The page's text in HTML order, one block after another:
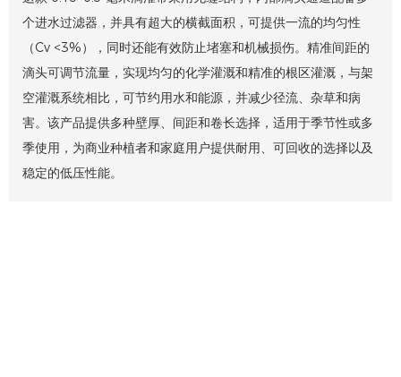
个进水过滤器，并具有超大的横截面积，可提供一流的均匀性
（Cv <3%），同时还能有效防止堵塞和机械损伤。精准间距的
滴头可调节流量，实现均匀的化学灌溉和精准的根区灌溉，与架
空灌溉系统相比，可节约用水和能源，并减少径流、杂草和病
害。该产品提供多种壁厚、间距和卷长选择，适用于季节性或多
季使用，为商业种植者和家庭用户提供耐用、可回收的选择以及
稳定的低压性能。